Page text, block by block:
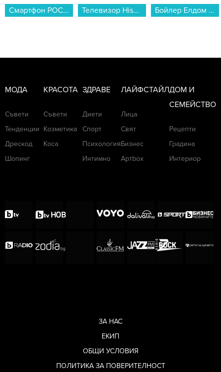
Телевизор Hisense 75E8S , 189 см, 3840x2160 UHD-4K , 75 inch, Mini LED , Smart TV , VIDAA... Бойлер Елдом WVY08044F 80L 3KW ELDOM STYLE , 3 , 77 , C , Вертикален... Сешоар Finlux FHD-2530...
МОДА
Съвети
Тенденции
Дрескод
Шопинг
КРАСОТА
Съвети
Козметика
Коса
ЗДРАВЕ
Диети
Спорт
Психология
Интимно
ЛАЙФСТАЙЛ
Лица
Свят
Бизнес
Артbox
ДОМ И
СЕМЕЙСТВО
Рецепти
Градина
Интериор
ЗА НАС
ЕКИП
ОБЩИ УСЛОВИЯ
ПОЛИТИКА ЗА ПОВЕРИТЕЛНОСТ